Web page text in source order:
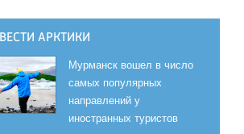
ВЕСТИ АРКТИКИ
Мурманск вошел в число
самых популярных
направлений у
иностранных туристов